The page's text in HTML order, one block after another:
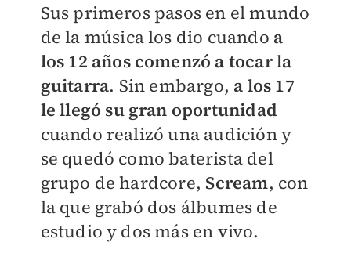
Sus primeros pasos en el mundo
de la música los dio cuando a
los 12 años comenzó a tocar la
guitarra. Sin embargo, a los 17
le llegó su gran oportunidad
cuando realizó una audición y
se quedó como baterista del
grupo de hardcore, Scream, con
la que grabó dos álbumes de
estudio y dos más en vivo.